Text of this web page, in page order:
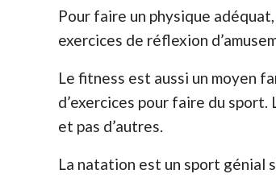
Pour faire un physique
exercices de réflexion
Le fitness est aussi un moyen
d’exercices pour faire du sport.
et pas d’autres.
La natation est un sport génial